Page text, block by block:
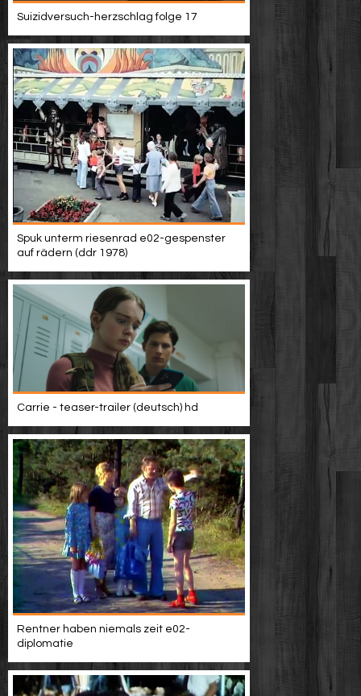
Suizidversuch-herzschlag folge 17
Spuk unterm riesenrad e02-gespenster
auf rädern (ddr 1978)
Carrie - teaser-trailer (deutsch) hd
Rentner haben niemals zeit e02-
diplomatie